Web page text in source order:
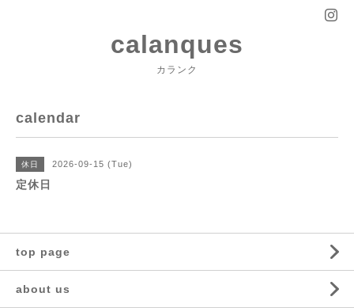
calanques
カランク
calendar
休日 2026-09-15 (Tue)
定休日
top page
about us